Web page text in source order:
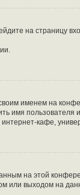
на страницу
именем на
имя
кафе,
на этой
или выходом на